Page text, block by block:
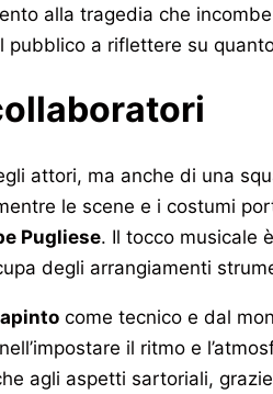
alla tragedia che
pubblico a riflettere su
attori, ma anche di una
le scene e i costumi
Pugliese. Il tocco musicale
degli arrangiamenti
come tecnico e dal
il ritmo e
agli aspetti sartoriali,